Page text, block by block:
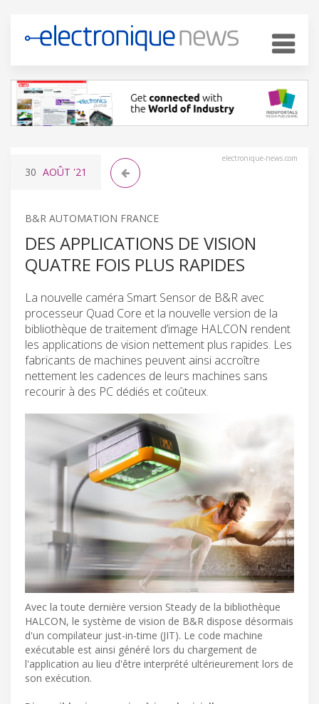
electronique-news.com
30 AOÛT '21
B&R AUTOMATION FRANCE
DES APPLICATIONS DE VISION
QUATRE FOIS PLUS RAPIDES
La nouvelle caméra Smart Sensor de B&R avec
processeur Quad Core et la nouvelle version de la
bibliothèque de traitement d’image HALCON rendent
les applications de vision nettement plus rapides. Les
fabricants de machines peuvent ainsi accroître
nettement les cadences de leurs machines sans
recourir à des PC dédiés et coûteux.
Avec la toute dernière version Steady de la bibliothèque
HALCON, le système de vision de B&R dispose désormais
d'un compilateur just-in-time (JIT). Le code machine
exécutable est ainsi généré lors du chargement de
l'application au lieu d'être interprété ultérieurement lors de
son exécution.